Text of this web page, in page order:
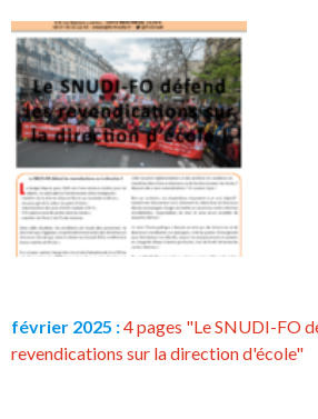
février 2025 :4 pages "Le SNUDI-FO
revendications sur la direction d'école"